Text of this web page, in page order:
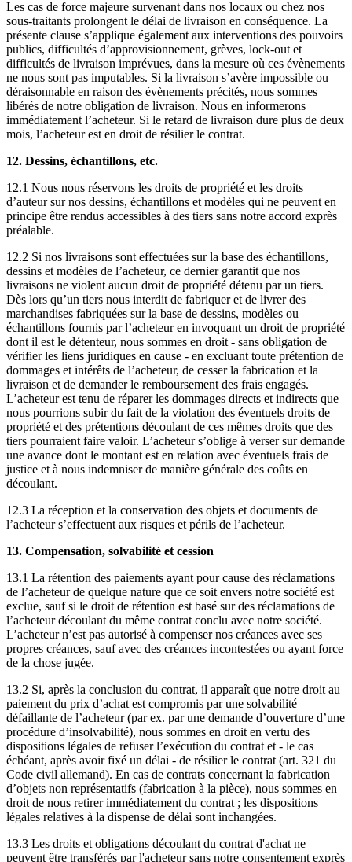
Les cas de force majeure survenant dans nos locaux ou chez nos
sous-traitants prolongent le délai de livraison en conséquence. La
présente clause s’applique également aux interventions des pouvoirs
publics, difficultés d’approvisionnement, grèves, lock-out et
difficultés de livraison imprévues, dans la mesure où ces évènements
ne nous sont pas imputables. Si la livraison s’avère impossible ou
déraisonnable en raison des évènements précités, nous sommes
libérés de notre obligation de livraison. Nous en informerons
immédiatement l’acheteur. Si le retard de livraison dure plus de deux
mois, l’acheteur est en droit de résilier le contrat.
12. Dessins, échantillons, etc.
12.1 Nous nous réservons les droits de propriété et les droits
d’auteur sur nos dessins, échantillons et modèles qui ne peuvent en
principe être rendus accessibles à des tiers sans notre accord exprès
préalable.
12.2 Si nos livraisons sont effectuées sur la base des échantillons,
dessins et modèles de l’acheteur, ce dernier garantit que nos
livraisons ne violent aucun droit de propriété détenu par un tiers.
Dès lors qu’un tiers nous interdit de fabriquer et de livrer des
marchandises fabriquées sur la base de dessins, modèles ou
échantillons fournis par l’acheteur en invoquant un droit de propriété
dont il est le détenteur, nous sommes en droit - sans obligation de
vérifier les liens juridiques en cause - en excluant toute prétention de
dommages et intérêts de l’acheteur, de cesser la fabrication et la
livraison et de demander le remboursement des frais engagés.
L’acheteur est tenu de réparer les dommages directs et indirects que
nous pourrions subir du fait de la violation des éventuels droits de
propriété et des prétentions découlant de ces mêmes droits que des
tiers pourraient faire valoir. L’acheteur s’oblige à verser sur demande
une avance dont le montant est en relation avec éventuels frais de
justice et à nous indemniser de manière générale des coûts en
découlant.
12.3 La réception et la conservation des objets et documents de
l’acheteur s’effectuent aux risques et périls de l’acheteur.
13. Compensation, solvabilité et cession
13.1 La rétention des paiements ayant pour cause des réclamations
de l’acheteur de quelque nature que ce soit envers notre société est
exclue, sauf si le droit de rétention est basé sur des réclamations de
l’acheteur découlant du même contrat conclu avec notre société.
L’acheteur n’est pas autorisé à compenser nos créances avec ses
propres créances, sauf avec des créances incontestées ou ayant force
de la chose jugée.
13.2 Si, après la conclusion du contrat, il apparaît que notre droit au
paiement du prix d’achat est compromis par une solvabilité
défaillante de l’acheteur (par ex. par une demande d’ouverture d’une
procédure d’insolvabilité), nous sommes en droit en vertu des
dispositions légales de refuser l’exécution du contrat et - le cas
échéant, après avoir fixé un délai - de résilier le contrat (art. 321 du
Code civil allemand). En cas de contrats concernant la fabrication
d’objets non représentatifs (fabrication à la pièce), nous sommes en
droit de nous retirer immédiatement du contrat ; les dispositions
légales relatives à la dispense de délai sont inchangées.
13.3 Les droits et obligations découlant du contrat d'achat ne
peuvent être transférés par l'acheteur sans notre consentement exprès